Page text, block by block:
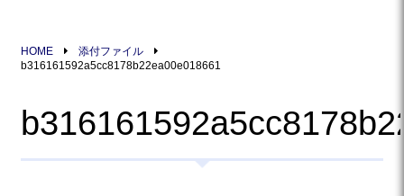
HOME
添付ファイル
b316161592a5cc8178b22ea00e018661